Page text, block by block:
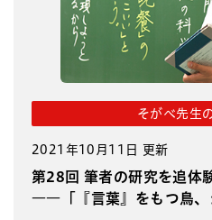
そがべ先生
2021年10月11日 更新
第28回 筆者の研究を追体
――「『言葉』をもつ鳥、